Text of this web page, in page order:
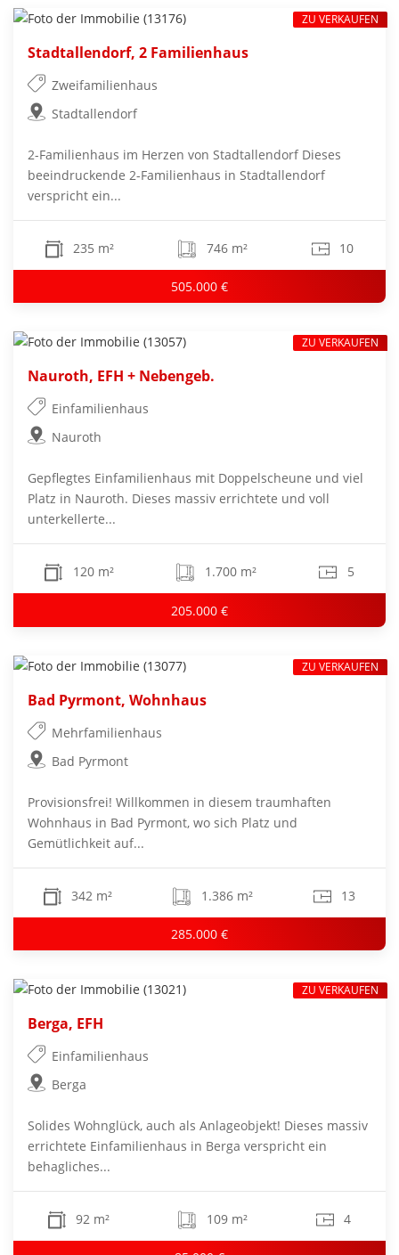
Stadtallendorf, 2 Familienhaus
Zweifamilienhaus
Stadtallendorf
2-Familienhaus im Herzen von Stadtallendorf Dieses
beeindruckende 2-Familienhaus in Stadtallendorf
verspricht ein...
235 m² 746 m² 10
505.000 €
ZU VERKAUFEN
Nauroth, EFH + Nebengeb.
Einfamilienhaus
Nauroth
Gepflegtes Einfamilienhaus mit Doppelscheune und viel
Platz in Nauroth. Dieses massiv errichtete und voll
unterkellerte...
120 m² 1.700 m² 5
205.000 €
ZU VERKAUFEN
Bad Pyrmont, Wohnhaus
Mehrfamilienhaus
Bad Pyrmont
Provisionsfrei! Willkommen in diesem traumhaften
Wohnhaus in Bad Pyrmont, wo sich Platz und
Gemütlichkeit auf...
342 m² 1.386 m² 13
285.000 €
ZU VERKAUFEN
Berga, EFH
Einfamilienhaus
Berga
Solides Wohnglück, auch als Anlageobjekt! Dieses massiv
errichtete Einfamilienhaus in Berga verspricht ein
behagliches...
92 m² 109 m² 4
ZU VERKAUFEN